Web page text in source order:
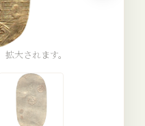
大されます。